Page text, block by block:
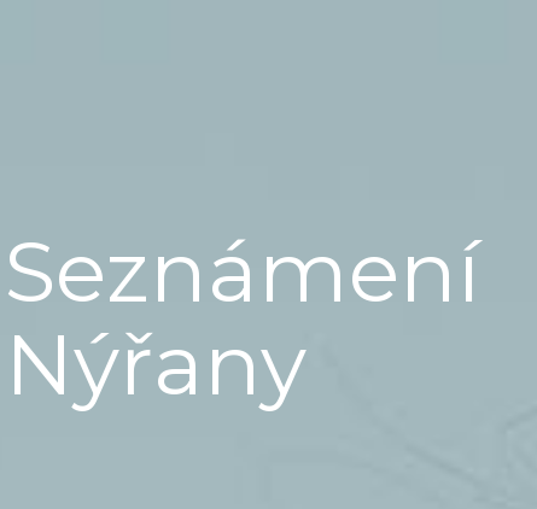
Seznámení
Nýřany